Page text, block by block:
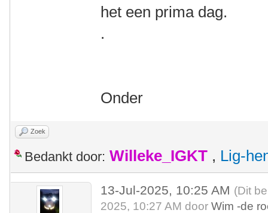
het een prima dag.
.
Onder
Zoek
Bedankt door: Willeke_IGKT , Lig-
13-Jul-2025, 10:25 AM (Dit
2025, 10:27 AM doorWim -de